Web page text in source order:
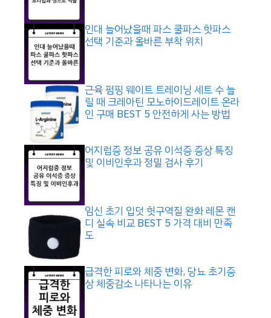
인대 늘어났을때 파스 쿨파스 핫파스
선택 기준과 올바른 부착 위치
근육 펌핑 웨이트 트레이닝 세트 수 늘
릴 때 크레아틴 모노하이드레이트 온라
인 구매 BEST 5 안전하게 사는 방법
어지럼증 정보 공유 이석증 증상 특징
및 이비인후과 정밀 검사 후기
임신 초기 입덧 헛구역질 완화 레몬 캔
디 실속 비교 BEST 5 가격 대비 만족
도
급격한 피로와 체중 변화, 당뇨 초기증
상 체중감소 나타나는 이유